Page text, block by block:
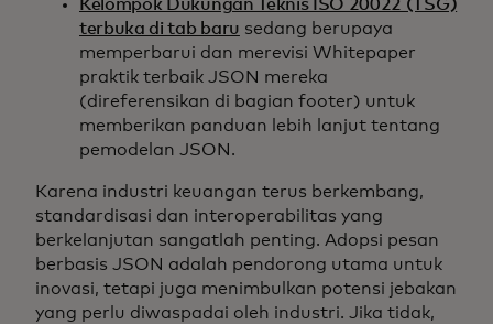
Kelompok Dukungan Teknis ISO 20022 (TSG)
terbuka di tab baru sedang berupaya
memperbarui dan merevisi Whitepaper
praktik terbaik JSON mereka
(direferensikan di bagian footer) untuk
memberikan panduan lebih lanjut tentang
pemodelan JSON.
Karena industri keuangan terus berkembang,
standardisasi dan interoperabilitas yang
berkelanjutan sangatlah penting. Adopsi pesan
berbasis JSON adalah pendorong utama untuk
inovasi, tetapi juga menimbulkan potensi jebakan
yang perlu diwaspadai oleh industri. Jika tidak,